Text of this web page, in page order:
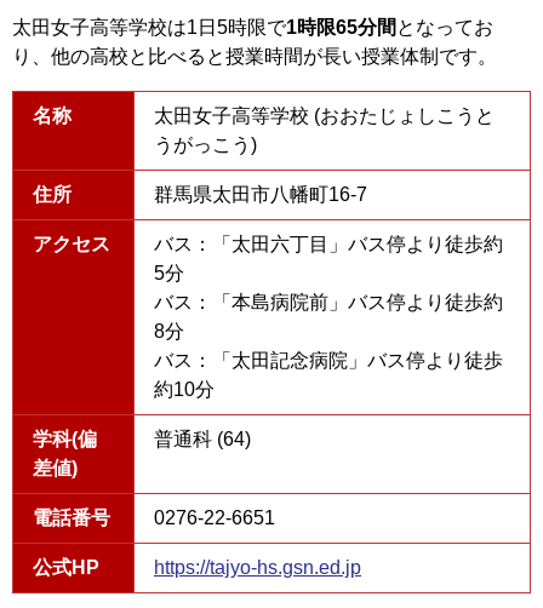
太田女子高等学校は1日5時限で1時限65分間 となってお
り、他の高校と比べると授業時間が長い授業体制です。
名称
太田女子高等学校 (おおたじょしこうと
うがっこう)
住所 群馬県太田市八幡町16-7
アクセス
バス：「太田六丁目」バス停より徒歩約
5分
バス：「本島病院前」バス停より徒歩約
8分
バス：「太田記念病院」バス停より徒歩
約10分
学科(偏
差値)
普通科 (64)
電話番号 0276-22-6651
公式HP https://tajyo-hs.gsn.ed.jp